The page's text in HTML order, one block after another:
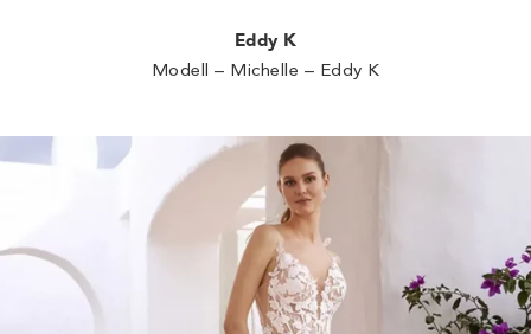
Eddy K
Modell – Michelle – Eddy K